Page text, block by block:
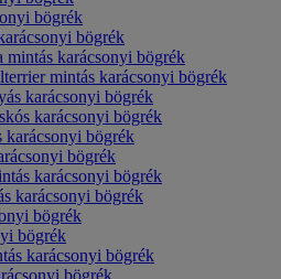
bögrék
bögrék
mintás karácsonyi bögrék
mintás karácsonyi bögrék
karácsonyi bögrék
karácsonyi bögrék
karácsonyi bögrék
bögrék
karácsonyi bögrék
karácsonyi bögrék
bögrék
bögrék
karácsonyi bögrék
bögrék